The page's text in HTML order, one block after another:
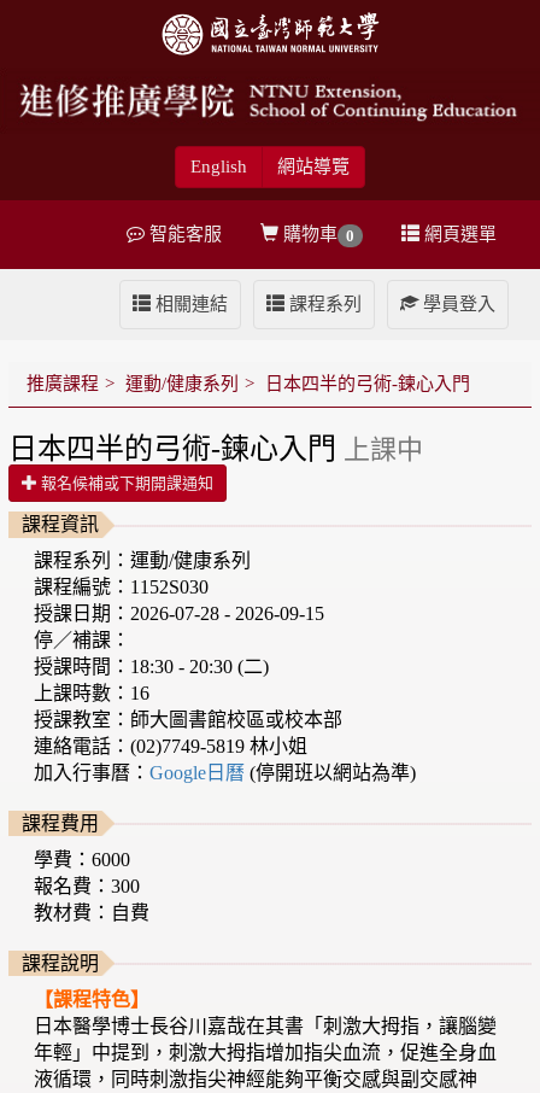
English 網站導覽
網頁選單
購物車 0
智能客服
學員登入
課程系列
相關連結
推廣課程 運動/健康系列 日本四半的弓術-鍊心入門
日本四半的弓術-鍊心入門 上課中
報名候補或下期開課通知
課程資訊
課程系列：運動/健康系列
課程編號：1152S030
授課日期：2026-07-28 - 2026-09-15
停／補課：
授課時間：18:30 - 20:30 (二)
上課時數：16
授課教室：師大圖書館校區或校本部
連絡電話：(02)7749-5819 林小姐
加入行事曆：Google日曆(停開班以網站為準)
課程費用
學費：6000
報名費：300
教材費：自費
課程說明
【課程特色】
日本醫學博士長谷川嘉哉在其書「刺激大拇指，讓腦變
年輕」中提到，刺激大拇指增加指尖血流，促進全身血
液循環，同時刺激指尖神經能夠平衡交感與副交感神